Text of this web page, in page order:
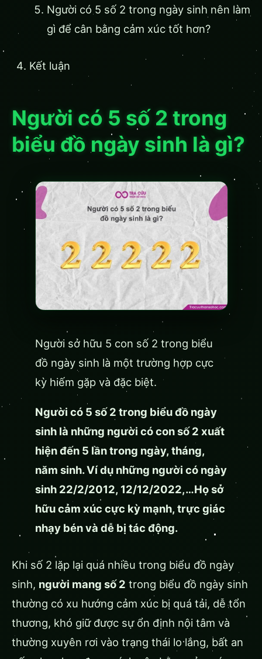
Người có 5 số 2 trong ngày sinh nên làm
gì để cân bằng cảm xúc tốt hơn?
Kết luận
Người có 5 số 2 trong
biểu đồ ngày sinh là gì?
Người sở hữu 5 con số 2 trong biểu
đồ ngày sinh là một trường hợp cực
kỳ hiếm gặp và đặc biệt.
Người có 5 số 2 trong biểu đồ ngày
sinh là những người có con số 2 xuất
hiện đến 5 lần trong ngày, tháng,
năm sinh. Ví dụ những người có ngày
sinh 22/2/2012, 12/12/2022,…Họ sở
hữu cảm xúc cực kỳ mạnh, trực giác
nhạy bén và dễ bị tác động.
Khi số 2 lặp lại quá nhiều trong biểu đồ ngày
sinh, người mang số 2 trong biểu đồ ngày sinh
thường có xu hướng cảm xúc bị quá tải, dễ tổn
thương, khó giữ được sự ổn định nội tâm và
thường xuyên rơi vào trạng thái lo lắng, bất an